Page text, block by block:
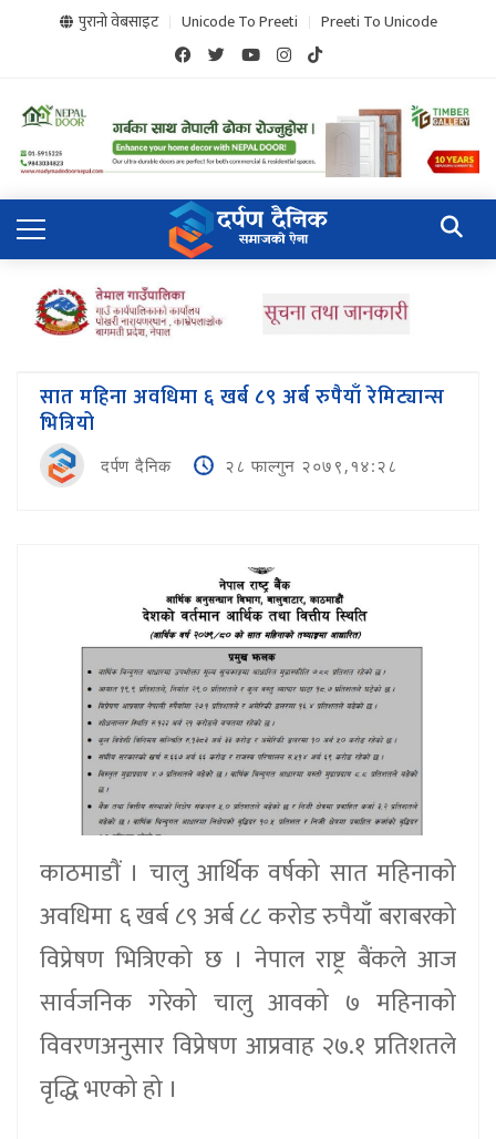
पुरानो वेबसाइट Unicode To Preeti Preeti To Unicode
सात महिना अवधिमा ६ खर्ब ८९ अर्ब रुपैयाँ रेमिट्यान्स
भित्रियो
दर्पण दैनिक २८ फाल्गुन २०७९,१४:२८
काठमाडाैं । चालु आर्थिक वर्षको सात महिनाको
अवधिमा ६ खर्ब ८९ अर्ब ८८ करोड रुपैयाँ बराबरको
विप्रेषण भित्रिएको छ । नेपाल राष्ट्र बैंकले आज
सार्वजनिक गरेको चालु आवको ७ महिनाको
विवरणअनुसार विप्रेषण आप्रवाह २७.१ प्रतिशतले
वृद्धि भएको हो ।